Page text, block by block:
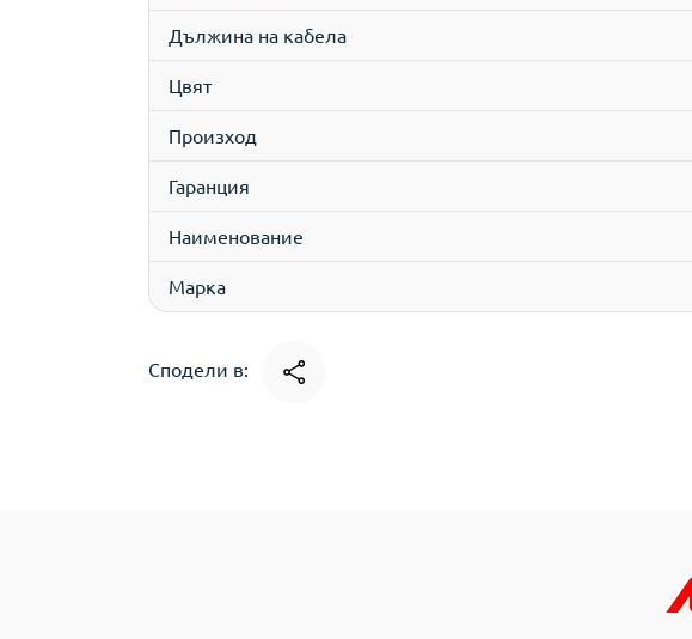
Дължина на кабела
Цвят
Произход
Гаранция
Наименование
Марка
Сподели в: